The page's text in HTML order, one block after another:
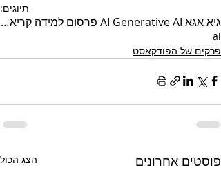
תיוגים:
גיא אגא AI Generative AI פרסום למידה קריאייטיב פירסט פסח 2026
ai
פרקים של הפודקאסט
פוסטים אחרונים הצג הכול